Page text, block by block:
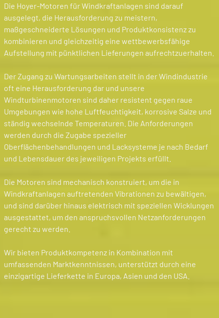
Die Hoyer-Motoren für Windkraftanlagen sind darauf
ausgelegt, die Herausforderung zu meistern,
maßgeschneiderte Lösungen und Produktkonsistenz zu
kombinieren und gleichzeitig eine wettbewerbsfähige
Aufstellung mit pünktlichen Lieferungen aufrechtzuerhalten.
Der Zugang zu Wartungsarbeiten stellt in der Windindustrie
oft eine Herausforderung dar und unsere
Windturbinenmotoren sind daher resistent gegen raue
Umgebungen wie hohe Luftfeuchtigkeit, korrosive Salze und
ständig wechselnde Temperaturen. Die Anforderungen
werden durch die Zugabe spezieller
Oberflächenbehandlungen und Lacksysteme je nach Bedarf
und Lebensdauer des jeweiligen Projekts erfüllt.
Die Motoren sind mechanisch konstruiert, um die in
Windkraftanlagen auftretenden Vibrationen zu bewältigen,
und sind darüber hinaus elektrisch mit speziellen Wicklungen
ausgestattet, um den anspruchsvollen Netzanforderungen
gerecht zu werden.
Wir bieten Produktkompetenz in Kombination mit
umfassenden Marktkenntnissen, unterstützt durch eine
einzigartige Lieferkette in Europa, Asien und den USA.